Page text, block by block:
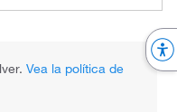
Vea la política de